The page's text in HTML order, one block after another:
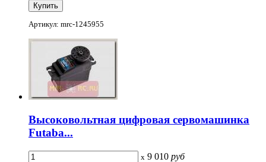
Артикул: mrc-1245955
Высоковольтная цифровая сервомашинка
Futaba...
x 9 010 руб